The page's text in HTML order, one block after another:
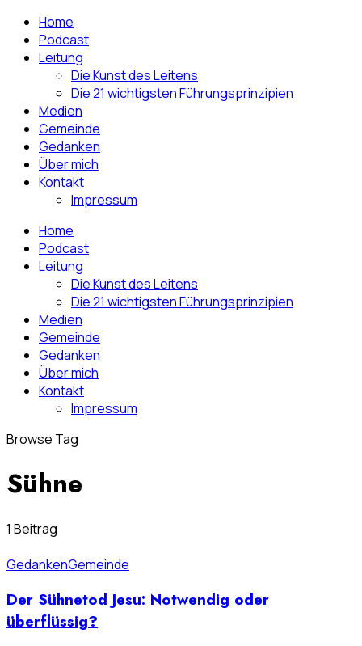
Home
Podcast
Leitung
Die Kunst des Leitens
Die 21 wichtigsten Führungsprinzipien
Medien
Gemeinde
Gedanken
Über mich
Kontakt
Impressum
Home
Podcast
Leitung
Die Kunst des Leitens
Die 21 wichtigsten Führungsprinzipien
Medien
Gemeinde
Gedanken
Über mich
Kontakt
Impressum
Browse Tag
Sühne
1 Beitrag
GedankenGemeinde
Der Sühnetod Jesu: Notwendig oder
überflüssig?